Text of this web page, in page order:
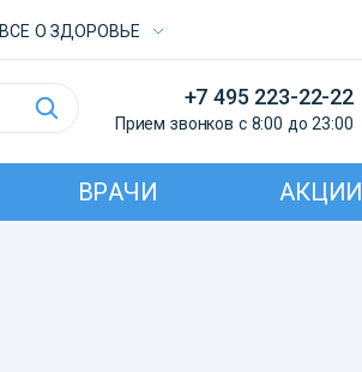
ВСE О ЗДОРОВЬЕ
+7 495 223-22-22
Прием звонков с 8:00 до 23:00
ВРАЧИ АКЦИИ